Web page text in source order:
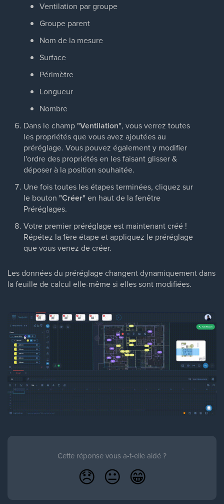
Ventilation par groupe
Groupe parent
Nom de la mesure
Surface
Périmètre
Longueur
Nombre
Dans le champ"Ventilation", vous verrez toutes
les propriétés que vous avez ajoutées au
préréglage. Vous pouvez également y modifier
l'ordre des propriétés en les faisant glisser &
déposer à la position souhaitée.
Une fois toutes les étapes terminées, cliquez sur
le bouton "Créer"en haut de la fenêtre
Préréglages.
Votre premier préréglage est maintenant créé !
Répétez la 1ère étape et appliquez le préréglage
que vous venez de créer.
Les données du préréglage changent dynamiquement dans
la feuille de calcul elle-même si elles sont modifiées.
Cette réponse vous a-t-elle aidé ?
😞 😐 😁